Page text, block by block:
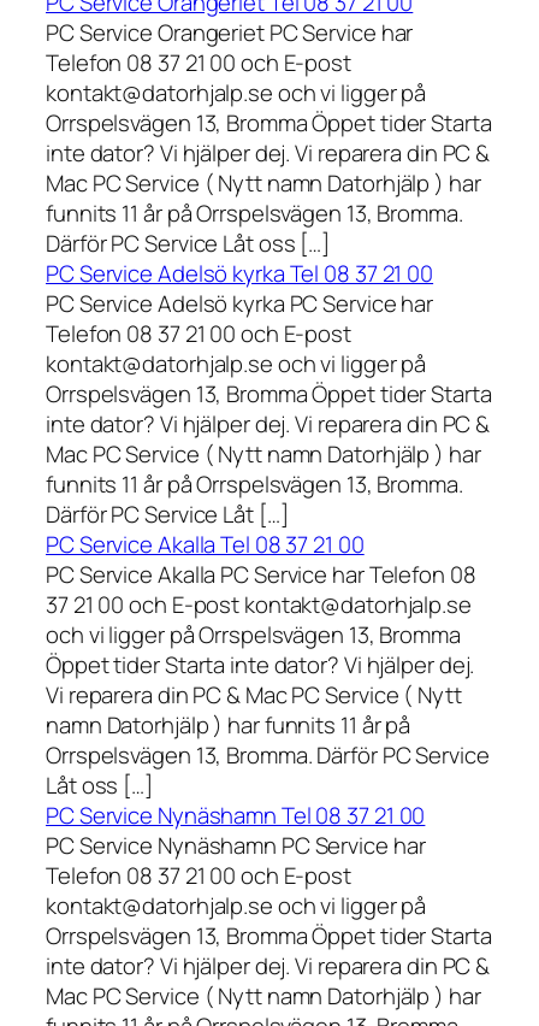
PC Service Orangeriet PC Service har
Telefon 08 37 21 00 och E-post
kontakt@datorhjalp.se och vi ligger på
Orrspelsvägen 13, Bromma Öppet tider Starta
inte dator? Vi hjälper dej. Vi reparera din PC &
Mac PC Service ( Nytt namn Datorhjälp ) har
funnits 11 år på Orrspelsvägen 13, Bromma.
Därför PC Service Låt oss […]
PC Service Adelsö kyrka Tel 08 37 21 00
PC Service Adelsö kyrka PC Service har
Telefon 08 37 21 00 och E-post
kontakt@datorhjalp.se och vi ligger på
Orrspelsvägen 13, Bromma Öppet tider Starta
inte dator? Vi hjälper dej. Vi reparera din PC &
Mac PC Service ( Nytt namn Datorhjälp ) har
funnits 11 år på Orrspelsvägen 13, Bromma.
Därför PC Service Låt […]
PC Service Akalla Tel 08 37 21 00
PC Service Akalla PC Service har Telefon 08
37 21 00 och E-post kontakt@datorhjalp.se
och vi ligger på Orrspelsvägen 13, Bromma
Öppet tider Starta inte dator? Vi hjälper dej.
Vi reparera din PC & Mac PC Service ( Nytt
namn Datorhjälp ) har funnits 11 år på
Orrspelsvägen 13, Bromma. Därför PC Service
Låt oss […]
PC Service Nynäshamn Tel 08 37 21 00
PC Service Nynäshamn PC Service har
Telefon 08 37 21 00 och E-post
kontakt@datorhjalp.se och vi ligger på
Orrspelsvägen 13, Bromma Öppet tider Starta
inte dator? Vi hjälper dej. Vi reparera din PC &
Mac PC Service ( Nytt namn Datorhjälp ) har